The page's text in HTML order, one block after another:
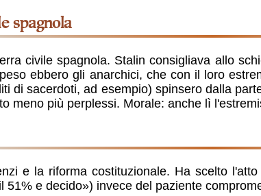
spagnola
civile spagnola. Stalin consigliava allo
ebbero gli anarchici, che con il loro
di sacerdoti, ad esempio) spinsero dalla
meno più perplessi. Morale: anche lì
e la riforma costituzionale. Ha scelto
51% e decido») invece del paziente